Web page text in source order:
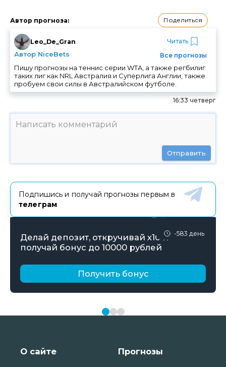
Автор прогноза: Поделиться
Leo_De_Gran
Автор NiceBets
Читать
Все прогнозы
Пишу прогнозы на теннис серии WTA, а также регбилиг
таких лиг как NRL Австралия и Суперлига Англии, также
пробуем свои силы в Австралийском футболе.
16:33 четверг
Отправить
Подпишись и получай прогнозы первым в
телеграм
-583 день
Делай депозит, откручивай х10 и
получай бонус до 10000 рублей
Получить бонус
О сайте Прогнозы